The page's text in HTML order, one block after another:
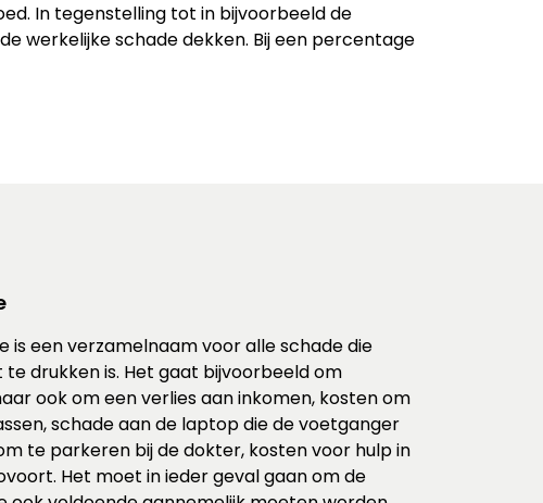
In tegenstelling tot in bijvoorbeeld de
werkelijke schade dekken. Bij een percentage
is een verzamelnaam voor alle schade die
te drukken is. Het gaat bijvoorbeeld om
ook om een verlies aan inkomen, kosten om
schade aan de laptop die de voetganger
te parkeren bij de dokter, kosten voor hulp in
Het moet in ieder geval gaan om de